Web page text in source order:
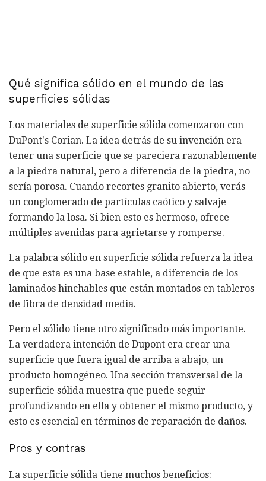
Qué significa sólido en el mundo de las
superficies sólidas
Los materiales de superficie sólida comenzaron con
DuPont's Corian. La idea detrás de su invención era
tener una superficie que se pareciera razonablemente
a la piedra natural, pero a diferencia de la piedra, no
sería porosa. Cuando recortes granito abierto, verás
un conglomerado de partículas caótico y salvaje
formando la losa. Si bien esto es hermoso, ofrece
múltiples avenidas para agrietarse y romperse.
La palabra sólido en superficie sólida refuerza la idea
de que esta es una base estable, a diferencia de los
laminados hinchables que están montados en tableros
de fibra de densidad media.
Pero el sólido tiene otro significado más importante.
La verdadera intención de Dupont era crear una
superficie que fuera igual de arriba a abajo, un
producto homogéneo. Una sección transversal de la
superficie sólida muestra que puede seguir
profundizando en ella y obtener el mismo producto, y
esto es esencial en términos de reparación de daños.
Pros y contras
La superficie sólida tiene muchos beneficios: